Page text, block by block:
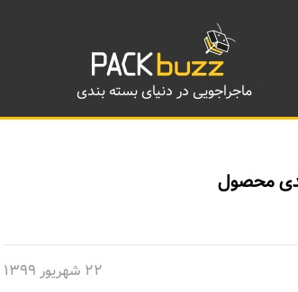
ماجراجویی در دنیای بسته بندی
محصول
۲۲ شهریور ۱۳۹۹